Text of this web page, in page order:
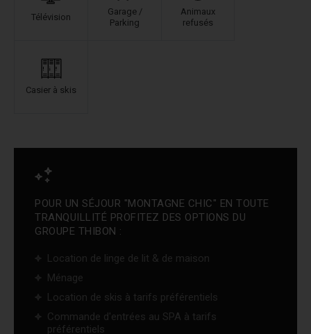
Télévision
Garage /
Parking
Animaux
refusés
Casier à skis
POUR UN SÉJOUR "MONTAGNE CHIC" EN TOUTE
TRANQUILLITÉ PROFITEZ DES OPTIONS DU
GROUPE THIBON :
Location de linge de lit & de maison
Ménage
Location de skis à tarifs préférentiels
Commande d'entrées au SPA à tarifs
préférentiels